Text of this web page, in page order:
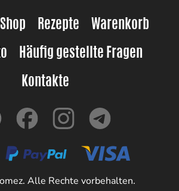
Shop Rezepte
Warenkorb
Häufig gestellte Fragen
Kontakte
Alle Rechte vorbehalten.